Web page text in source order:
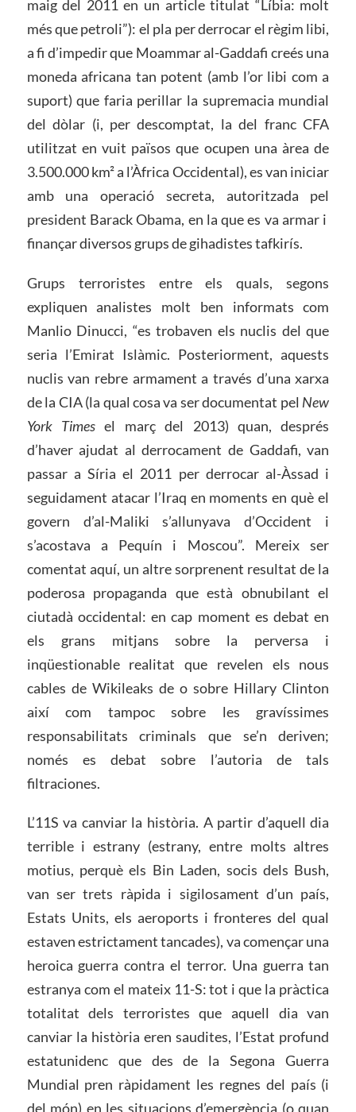
maig del 2011 en un article titulat “Líbia: molt
més que petroli”): el pla per derrocar el règim libi,
a fi d’impedir que Moammar al-Gaddafi creés una
moneda africana tan potent (amb l’or libi com a
suport) que faria perillar la supremacia mundial
del dòlar (i, per descomptat, la del franc CFA
utilitzat en vuit països que ocupen una àrea de
3.500.000 km² a l’Àfrica Occidental), es van iniciar
amb una operació secreta, autoritzada pel
president Barack Obama, en la que es va armar i
finançar diversos grups de gihadistes tafkirís.
Grups terroristes entre els quals, segons
expliquen analistes molt ben informats com
Manlio Dinucci, “es trobaven els nuclis del que
seria l’Emirat Islàmic. Posteriorment, aquests
nuclis van rebre armament a través d’una xarxa
de la CIA (la qual cosa va ser documentat pel New
York Times el març del 2013) quan, després
d’haver ajudat al derrocament de Gaddafi, van
passar a Síria el 2011 per derrocar al-Àssad i
seguidament atacar l’Iraq en moments en què el
govern d’al-Maliki s’allunyava d’Occident i
s’acostava a Pequín i Moscou”. Mereix ser
comentat aquí, un altre sorprenent resultat de la
poderosa propaganda que està obnubilant el
ciutadà occidental: en cap moment es debat en
els grans mitjans sobre la perversa i
inqüestionable realitat que revelen els nous
cables de Wikileaks de o sobre Hillary Clinton
així com tampoc sobre les gravíssimes
responsabilitats criminals que se’n deriven;
només es debat sobre l’autoria de tals
filtraciones.
L’11S va canviar la història. A partir d’aquell dia
terrible i estrany (estrany, entre molts altres
motius, perquè els Bin Laden, socis dels Bush,
van ser trets ràpida i sigilosament d’un país,
Estats Units, els aeroports i fronteres del qual
estaven estrictament tancades), va començar una
heroica guerra contra el terror. Una guerra tan
estranya com el mateix 11-S: tot i que la pràctica
totalitat dels terroristes que aquell dia van
canviar la història eren saudites, l’Estat profund
estatunidenc que des de la Segona Guerra
Mundial pren ràpidament les regnes del país (i
del món) en les situacions d’emergència (o quan